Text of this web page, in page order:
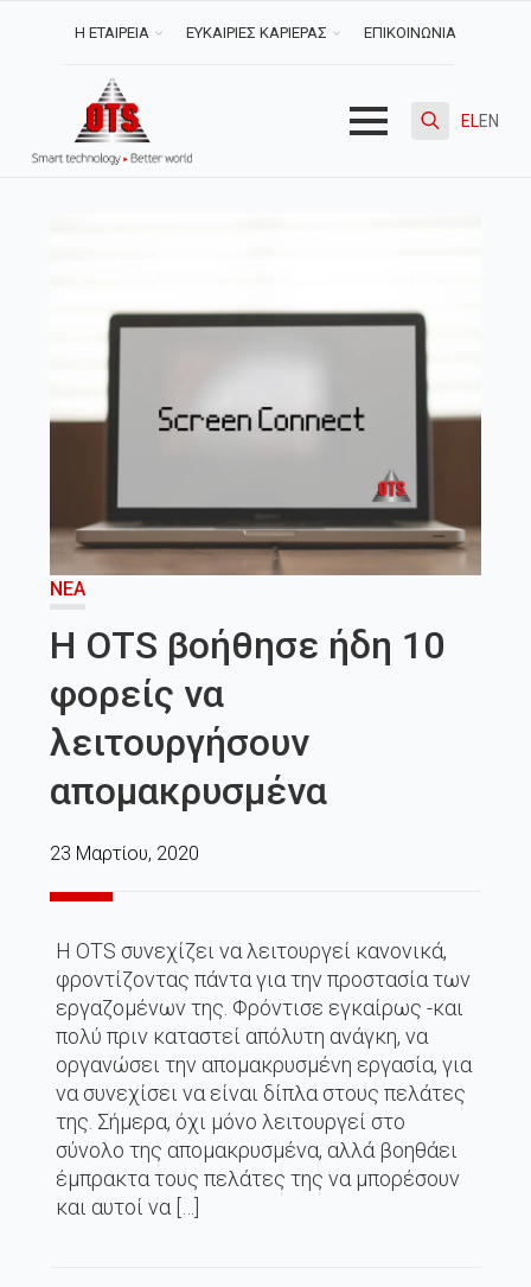
Η ΕΤΑΙΡΕΙΑ ΕΥΚΑΙΡΙΕΣ ΚΑΡΙΕΡΑΣ ΕΠΙΚΟΙΝΩΝΙΑ
ELEN
ΝΈΑ
Η ΟΤS βοήθησε ήδη 10
φορείς να
λειτουργήσουν
απομακρυσμένα
23 Μαρτίου, 2020
Η OTS συνεχίζει να λειτουργεί κανονικά,
φροντίζοντας πάντα για την προστασία των
εργαζομένων της. Φρόντισε εγκαίρως -και
πολύ πριν καταστεί απόλυτη ανάγκη, να
οργανώσει την απομακρυσμένη εργασία, για
να συνεχίσει να είναι δίπλα στους πελάτες
της. Σήμερα, όχι μόνο λειτουργεί στο
σύνολο της απομακρυσμένα, αλλά βοηθάει
έμπρακτα τους πελάτες της να μπορέσουν
και αυτοί να […]